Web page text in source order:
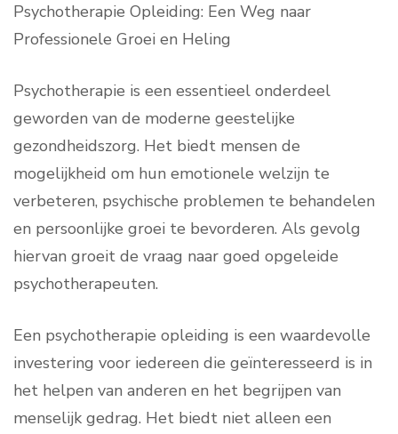
Psychotherapie Opleiding: Een Weg naar
Professionele Groei en Heling
Psychotherapie is een essentieel onderdeel
geworden van de moderne geestelijke
gezondheidszorg. Het biedt mensen de
mogelijkheid om hun emotionele welzijn te
verbeteren, psychische problemen te behandelen
en persoonlijke groei te bevorderen. Als gevolg
hiervan groeit de vraag naar goed opgeleide
psychotherapeuten.
Een psychotherapie opleiding is een waardevolle
investering voor iedereen die geïnteresseerd is in
het helpen van anderen en het begrijpen van
menselijk gedrag. Het biedt niet alleen een